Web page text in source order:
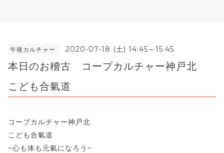
午後カルチャー 2020-07-18 (土) 14:45～15:45
本日のお稽古 コープカルチャー神戸北
こども合氣道
コープカルチャー神戸北
こども合氣道
~心も体も元氣になろう~